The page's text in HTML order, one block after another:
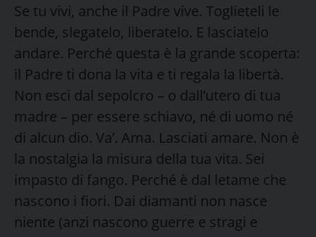
Se tu vivi, anche il Padre vive. Toglieteli le
bende, slegatelo, liberatelo. E lasciatelo
andare. Perché questa è la grande scoperta:
il Padre ti dona la vita e ti regala la libertà.
Non esci dal sepolcro – o dall’utero di tua
madre – per essere schiavo, né di uomo né
di alcun dio. Va’. Ama. Lasciati amare. Non è
la nostalgia la misura della tua vita. Sei
impasto di fango. Perché è dal letame che
nascono i fiori. Dai diamanti non nasce
niente (anzi nascono guerre e stragi e